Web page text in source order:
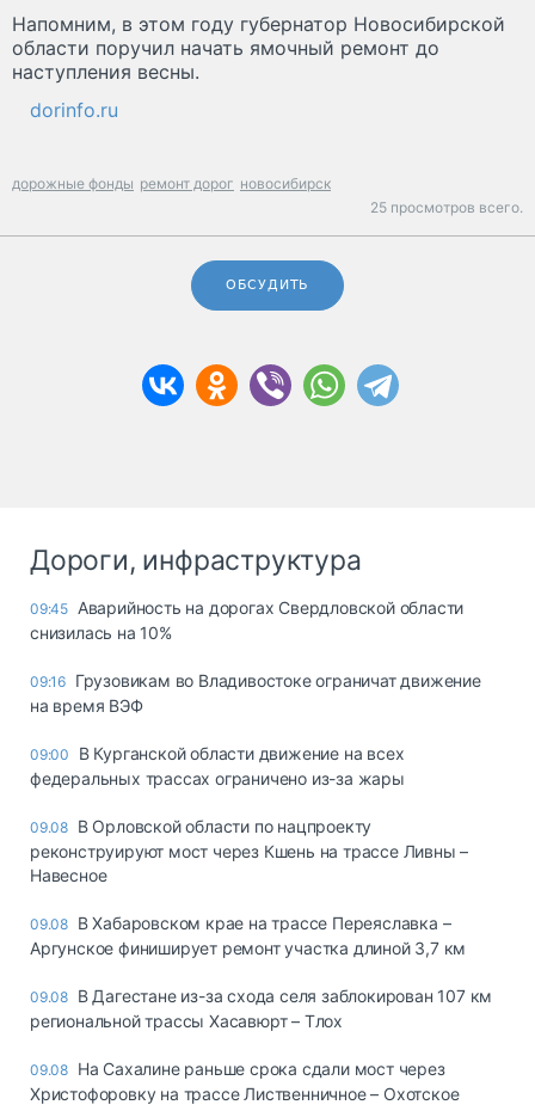
Напомним, в этом году губернатор Новосибирской
области поручил начать ямочный ремонт до
наступления весны.
dorinfo.ru
дорожные фонды ремонт дорог новосибирск
25 просмотров всего.
ОБСУДИТЬ
Дороги, инфраструктура
09:45 Аварийность на дорогах Свердловской области
снизилась на 10%
09:16 Грузовикам во Владивостоке ограничат движение
на время ВЭФ
09:00
В Курганской области движение на всех
федеральных трассах ограничено из-за жары
09.08 В Орловской области по нацпроекту
реконструируют мост через Кшень на трассе Ливны –
Навесное
09.08 В Хабаровском крае на трассе Переяславка –
Аргунское финиширует ремонт участка длиной 3,7 км
09.08 В Дагестане из-за схода селя заблокирован 107 км
региональной трассы Хасавюрт – Тлох
09.08 На Сахалине раньше срока сдали мост через
Христофоровку на трассе Лиственничное – Охотское